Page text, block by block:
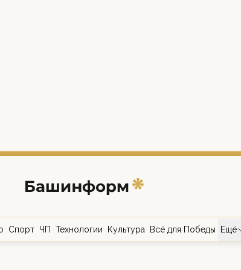
Спорт ЧП Технологии Культура Всё для Победы Ещё